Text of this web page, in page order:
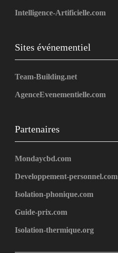
Intelligence-Artificielle.com
Sites événementiel
Team-Building.net
AgenceEvenementielle.com
Partenaires
Mondaycbd.com
Developpement-personnel.com
Isolation-phonique.com
Guide-prix.com
Isolation-thermique.org